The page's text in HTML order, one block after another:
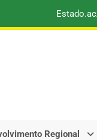
Estado.ac
Regional